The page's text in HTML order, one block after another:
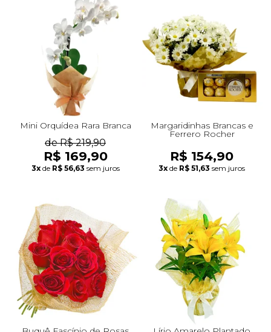
Mini Orquídea Rara Branca
de R$ 219,90
R$ 169,90
3x de R$ 56,63 sem juros
Margaridinhas Brancas e
Ferrero Rocher
R$ 154,90
3x de R$ 51,63 sem juros